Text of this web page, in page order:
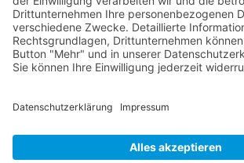
Diese E-Mail-Adresse ist vor
Anzeige muss JavaScript eingeschaltet sein!
0261-1349 8000
38100 Braunschweig